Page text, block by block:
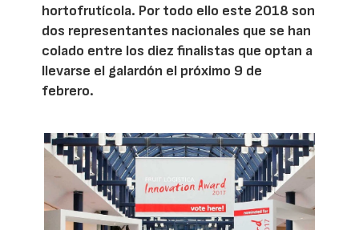
hortofrutícola. Por todo ello este 2018 son
dos representantes nacionales que se han
colado entre los diez finalistas que optan a
llevarse el galardón el próximo 9 de
febrero.